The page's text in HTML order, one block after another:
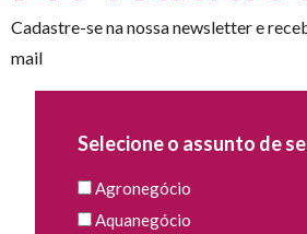
Cadastre-se na nossa newsletter e
mail
Selecione o assunto de
Agronegócio
Aquanegócio